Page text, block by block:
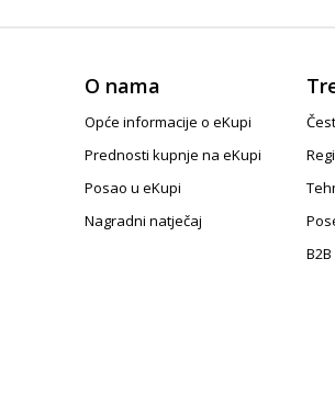
O nama
Opće informacije o eKupi
Prednosti kupnje na eKupi
Posao u eKupi
Nagradni natječaj